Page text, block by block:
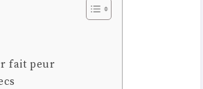
fait peur